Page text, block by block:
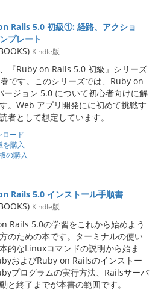
Rails 5.0 初級①: 経路、アクショ
プレート
Kindle版
『Ruby on Rails 5.0 初級』シリーズ
です。このシリーズでは、Ruby on
ージョン 5.0 について初心者向けに解
。Web アプリ開発にに初めて挑戦す
者として想定しています。
ロード
購入
の購入
Rails 5.0 インストール手順書
Kindle版
Rails 5.0の学習をこれから始めよう
のための本です。ターミナルの使い
的なLinuxコマンドの説明から始ま
およびRuby on Railsのインストー
プログラムの実行方法、Railsサーバ
と終了までが本書の範囲です。